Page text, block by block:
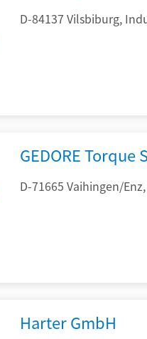
D-84137 Vilsbiburg,
GEDORE Torque
D-71665 Vaihingen/
Harter GmbH